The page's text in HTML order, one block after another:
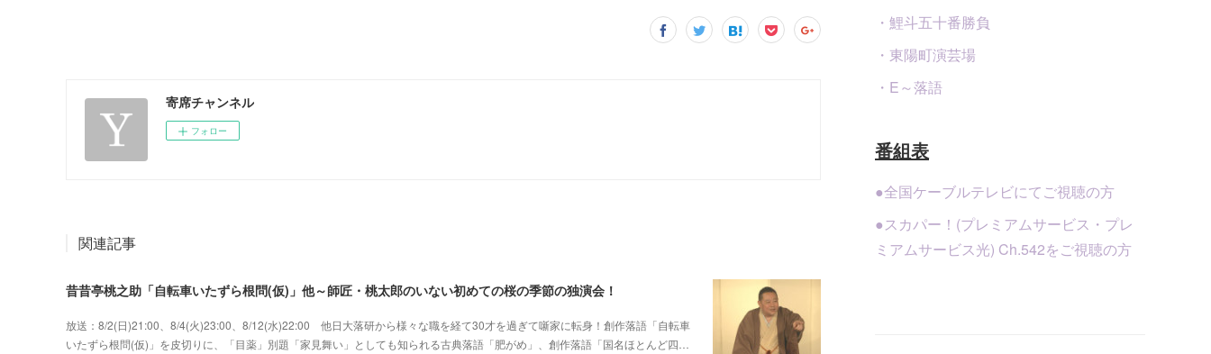
寄席チャンネル
フォロー
関連記事
昔昔亭桃之助「自転車いたずら根問(仮)」他～師匠・桃太郎のいない初めての桜の季節の独演会！
放送：8/2(日)21:00、8/4(火)23:00、8/12(水)22:00 他日大落研から様々な職を経て30才を過ぎて噺家に転身！創作落語「自転車
いたずら根問(仮)」を皮切りに、「目薬」別題「家見舞い」としても知られる古典落語「肥がめ」、創作落語「国名ほとんど四…
・鯉斗五十番勝負
・東陽町演芸場
・E～落語
番組表
●全国ケーブルテレビにてご視聴の方
●スカパー！(プレミアムサービス・プレ
ミアムサービス光) Ch.542をご視聴の方